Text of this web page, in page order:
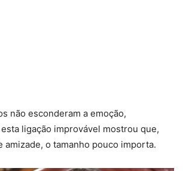
não esconderam a emoção,
ligação improvável mostrou que,
amizade, o tamanho pouco importa.